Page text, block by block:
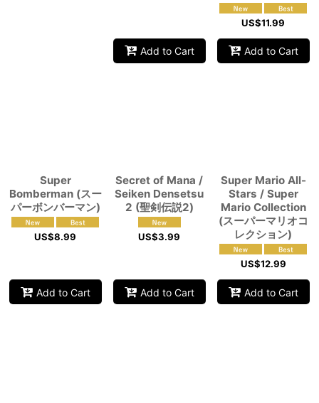
Add to Cart
US$11.99
Add to Cart
Super
Bomberman (スー
パーボンバーマン)
US$8.99
Add to Cart
Secret of Mana /
Seiken Densetsu
2 (聖剣伝説2)
US$3.99
Add to Cart
Super Mario All-
Stars / Super
Mario Collection
(スーパーマリオコ
レクション)
US$12.99
Add to Cart